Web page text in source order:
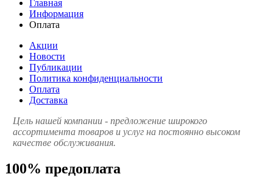
Главная
Информация
Оплата
Акции
Новости
Публикации
Политика конфиденциальности
Оплата
Доставка
Цель нашей компании - предложение широкого
ассортимента товаров и услуг на постоянно высоком
качестве обслуживания.
100% предоплата